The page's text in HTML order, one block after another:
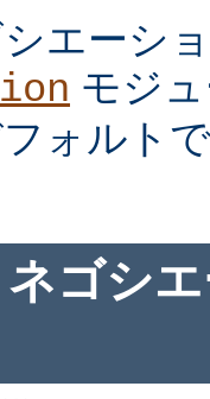
エーシ
モジ
ォルト
ゴシ